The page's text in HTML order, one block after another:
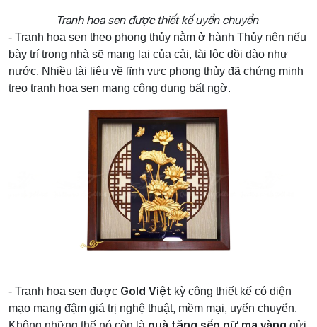
Tranh hoa sen được thiết kế uyển chuyển
- Tranh hoa sen theo phong thủy nằm ở hành Thủy nên nếu
bày trí trong nhà sẽ mang lại của cải, tài lộc dồi dào như
nước. Nhiều tài liệu về lĩnh vực phong thủy đã chứng minh
treo tranh hoa sen mang công dụng bất ngờ.
- Tranh hoa sen được Gold Việt kỳ công thiết kế có diện
mạo mang đậm giá trị nghệ thuật, mềm mại, uyển chuyển.